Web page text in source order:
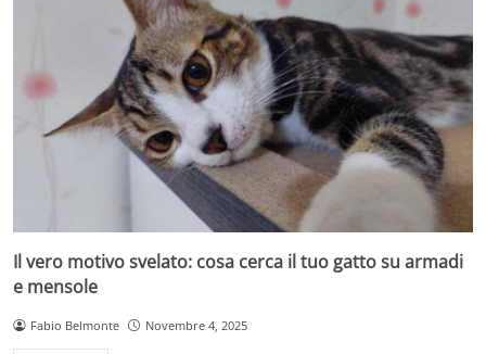
Il vero motivo svelato: cosa cerca il tuo gatto su armadi
e mensole
Fabio Belmonte Novembre 4, 2025